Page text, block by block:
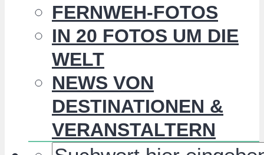
FERNWEH-FOTOS
IN 20 FOTOS UM DIE
WELT
NEWS VON
DESTINATIONEN &
VERANSTALTERN